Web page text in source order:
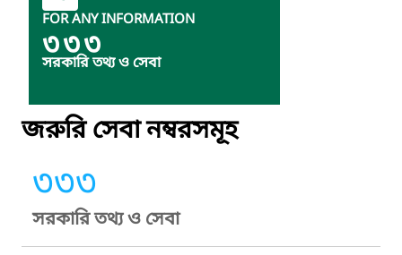
FOR ANY INFORMATION
৩৩৩
সরকারি তথ্য ও সেবা
জরুরি সেবা নম্বরসমূহ
৩৩৩
সরকারি তথ্য ও সেবা